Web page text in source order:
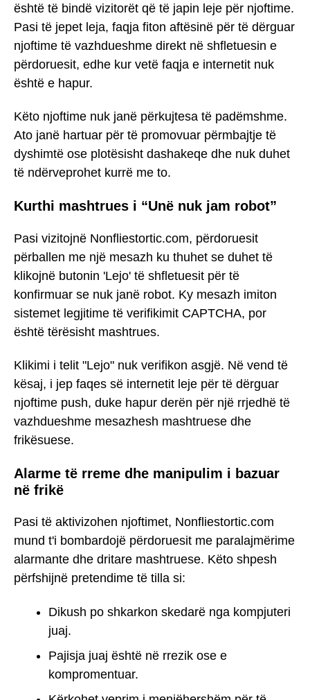
është të bindë vizitorët që të japin leje për njoftime.
Pasi të jepet leja, faqja fiton aftësinë për të dërguar
njoftime të vazhdueshme direkt në shfletuesin e
përdoruesit, edhe kur vetë faqja e internetit nuk
është e hapur.
Këto njoftime nuk janë përkujtesa të padëmshme.
Ato janë hartuar për të promovuar përmbajtje të
dyshimtë ose plotësisht dashakeqe dhe nuk duhet
të ndërveprohet kurrë me to.
Kurthi mashtrues i “Unë nuk jam robot”
Pasi vizitojnë Nonfliestortic.com, përdoruesit
përballen me një mesazh ku thuhet se duhet të
klikojnë butonin 'Lejo' të shfletuesit për të
konfirmuar se nuk janë robot. Ky mesazh imiton
sistemet legjitime të verifikimit CAPTCHA, por
është tërësisht mashtrues.
Klikimi i telit "Lejo" nuk verifikon asgjë. Në vend të
kësaj, i jep faqes së internetit leje për të dërguar
njoftime push, duke hapur derën për një rrjedhë të
vazhdueshme mesazhesh mashtruese dhe
frikësuese.
Alarme të rreme dhe manipulim i bazuar
në frikë
Pasi të aktivizohen njoftimet, Nonfliestortic.com
mund t'i bombardojë përdoruesit me paralajmërime
alarmante dhe dritare mashtruese. Këto shpesh
përfshijnë pretendime të tilla si:
Dikush po shkarkon skedarë nga kompjuteri
juaj.
Pajisja juaj është në rrezik ose e
kompromentuar.